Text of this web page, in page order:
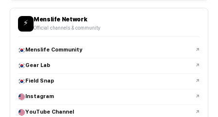
⚡ Menslife Network
Official channels & community
Menslife Community ↗
Gear Lab ↗
Field Snap ↗
Instagram ↗
YouTube Channel ↗